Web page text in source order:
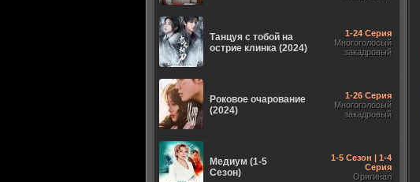
Танцуя с тобой на
острие клинка (2024)
1-24 Серия
Многоголосый
закадровый
Роковое очарование
(2024)
1-26 Серия
Многоголосый
закадровый
Медиум (1-5
Сезон)
1-5 Сезон | 1-4
Серия
Оригинал